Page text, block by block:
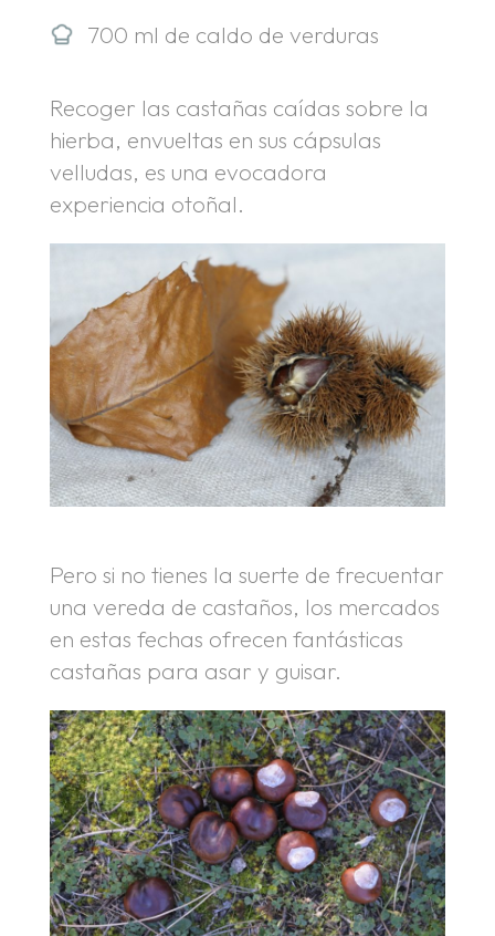
700 ml de caldo de verduras
Recoger las castañas caídas sobre la
hierba, envueltas en sus cápsulas
velludas, es una evocadora
experiencia otoñal.
Pero si no tienes la suerte de frecuentar
una vereda de castaños, los mercados
en estas fechas ofrecen fantásticas
castañas para asar y guisar.